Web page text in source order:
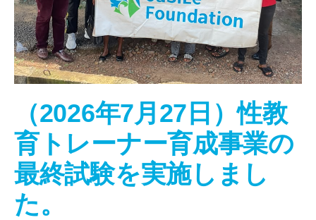
（2026年7月27日）性教
育トレーナー育成事業の
最終試験を実施しまし
た。